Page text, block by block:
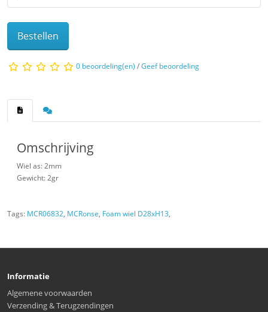
Bestellen
0 beoordeling(en) /Geef beoordeling
Omschrijving
Wiel as: 2mm
Gewicht: 2gr
Tags: MCR06832, MCRonse, Foam wiel D28xH13,
Informatie
Algemene voorwaarden
Verzending & Terugzendingen